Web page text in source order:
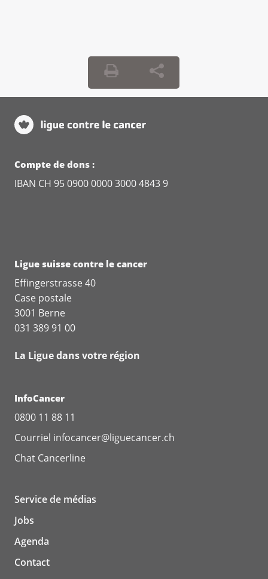
Compte de dons :
IBAN CH 95 0900 0000 3000 4843 9
Ligue suisse contre le cancer
Effingerstrasse 40
Case postale
3001 Berne
031 389 91 00
La Ligue dans votre région
InfoCancer
0800 11 88 11
Courriel infocancer@liguecancer.ch
Chat Cancerline
Service de médias
Jobs
Agenda
Contact